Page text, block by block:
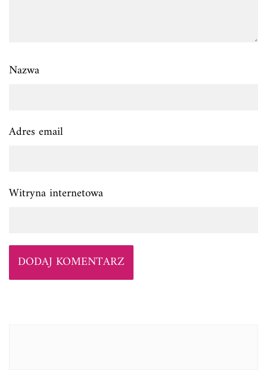
Nazwa
Adres email
Witryna internetowa